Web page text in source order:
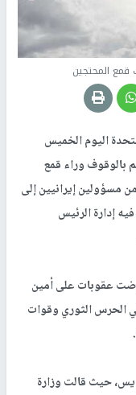
قمع المحتجين
اليوم الخميس
بالوقوف وراء قمع
مسؤولين إيرانيين إلى
إدارة الرئيس
عقوبات على أمين
الحرس الثوري وقوات
حيث قالت وزارة